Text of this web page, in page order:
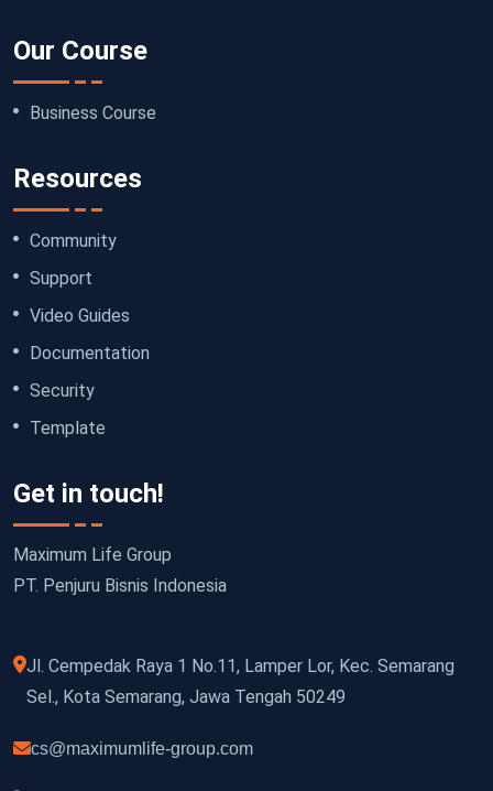
Our Course
Business Course
Resources
Community
Support
Video Guides
Documentation
Security
Template
Get in touch!
Maximum Life Group
PT. Penjuru Bisnis Indonesia
Jl. Cempedak Raya 1 No.11, Lamper Lor, Kec. Semarang
Sel., Kota Semarang, Jawa Tengah 50249
cs@maximumlife-group.com